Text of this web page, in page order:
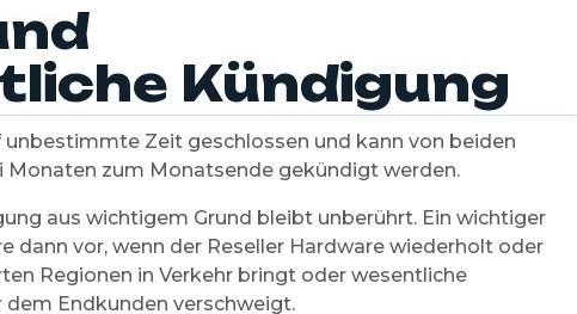
Kündigung
unbestimmte Zeit geschlossen und kann von beiden
Monaten zum Monatsende gekündigt werden.
aus wichtigem Grund bleibt unberührt. Ein wichtiger
dann vor, wenn der Reseller Hardware wiederholt oder
Regionen in Verkehr bringt oder wesentliche
Endkunden verschweigt.